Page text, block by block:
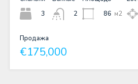
3
2
86 м2
Продажа
€175,000